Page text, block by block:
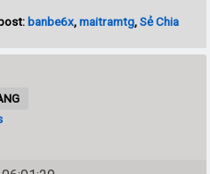
banbe6x,maitramtg,Sẻ Chia